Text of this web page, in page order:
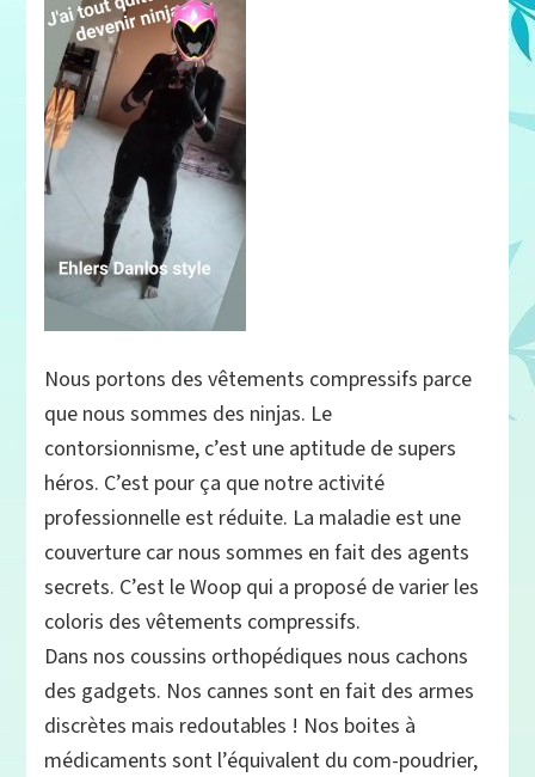
Nous portons des vêtements compressifs parce
que nous sommes des ninjas. Le
contorsionnisme, c’est une aptitude de supers
héros. C’est pour ça que notre activité
professionnelle est réduite. La maladie est une
couverture car nous sommes en fait des agents
secrets. C’est le Woop qui a proposé de varier les
coloris des vêtements compressifs.
Dans nos coussins orthopédiques nous cachons
des gadgets. Nos cannes sont en fait des armes
discrètes mais redoutables ! Nos boites à
médicaments sont l’équivalent du com-poudrier,